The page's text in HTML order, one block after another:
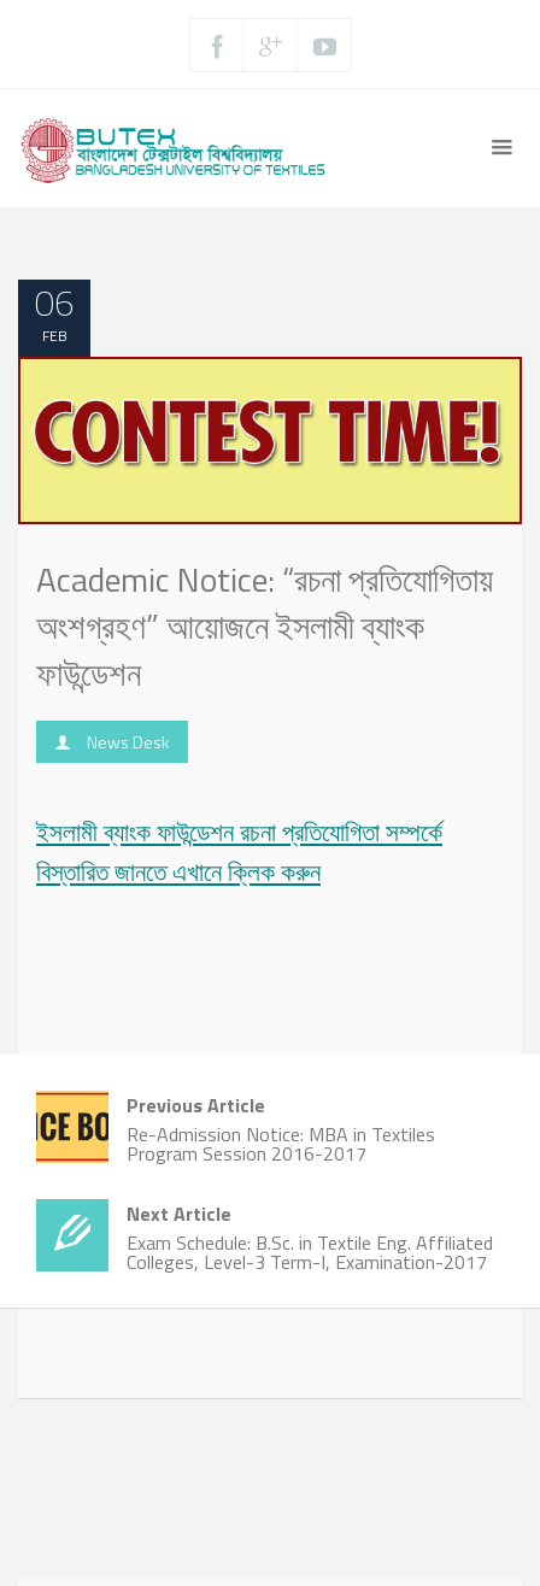
06
FEB
Academic Notice: “রচনা প্রতিযোগিতায়
অংশগ্রহণ” আয়োজনে ইসলামী ব্যাংক
ফাউন্ডেশন
News Desk
ইসলামী ব্যাংক ফাউন্ডেশন রচনা প্রতিযোগিতা সম্পর্কে
বিস্তারিত জানতে এখানে ক্লিক করুন
Previous Article
Re-Admission Notice: MBA in Textiles
Program Session 2016-2017
Next Article
Exam Schedule: B.Sc. in Textile Eng. Affiliated
Colleges, Level-3 Term-I, Examination-2017